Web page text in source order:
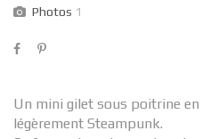
Photos 1
Un mini gilet sous poitrine
légèrement Steampunk.